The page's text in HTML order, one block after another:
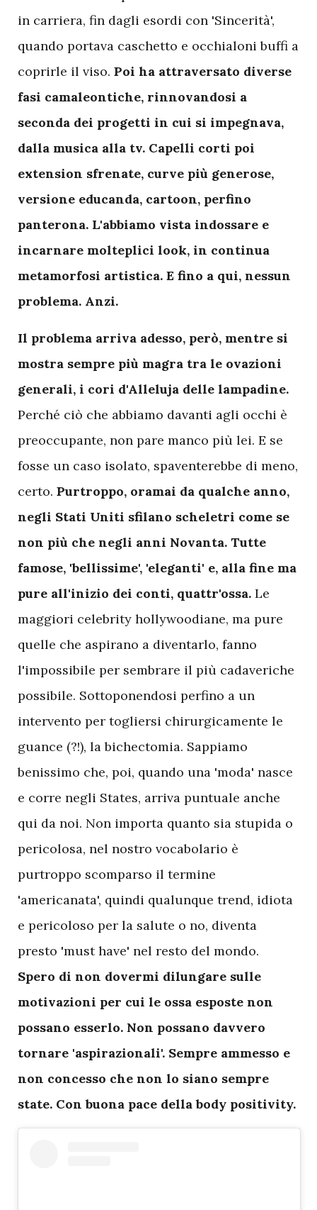
in carriera, fin dagli esordi con 'Sincerità',
quando portava caschetto e occhialoni buffi a
coprirle il viso. Poi ha attraversato diverse
fasi camaleontiche, rinnovandosi a
seconda dei progetti in cui si impegnava,
dalla musica alla tv. Capelli corti poi
extension sfrenate, curve più generose,
versione educanda, cartoon, perfino
panterona. L'abbiamo vista indossare e
incarnare molteplici look, in continua
metamorfosi artistica. E fino a qui, nessun
problema. Anzi.
Il problema arriva adesso, però, mentre si
mostra sempre più magra tra le ovazioni
generali, i cori d'Alleluja delle lampadine.
Perché ciò che abbiamo davanti agli occhi è
preoccupante, non pare manco più lei. E se
fosse un caso isolato, spaventerebbe di meno,
certo. Purtroppo, oramai da qualche anno,
negli Stati Uniti sfilano scheletri come se
non più che negli anni Novanta. Tutte
famose, 'bellissime', 'eleganti' e, alla fine ma
pure all'inizio dei conti, quattr'ossa. Le
maggiori celebrity hollywoodiane, ma pure
quelle che aspirano a diventarlo, fanno
l'impossibile per sembrare il più cadaveriche
possibile. Sottoponendosi perfino a un
intervento per togliersi chirurgicamente le
guance (?!), la bichectomia. Sappiamo
benissimo che, poi, quando una 'moda' nasce
e corre negli States, arriva puntuale anche
qui da noi. Non importa quanto sia stupida o
pericolosa, nel nostro vocabolario è
purtroppo scomparso il termine
'americanata', quindi qualunque trend, idiota
e pericoloso per la salute o no, diventa
presto 'must have' nel resto del mondo.
Spero di non dovermi dilungare sulle
motivazioni per cui le ossa esposte non
possano esserlo. Non possano davvero
tornare 'aspirazionali'. Sempre ammesso e
non concesso che non lo siano sempre
state. Con buona pace della body positivity.